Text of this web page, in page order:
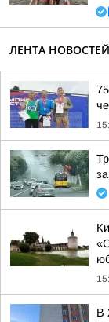
ЛЕНТА НОВОСТЕЙ
В